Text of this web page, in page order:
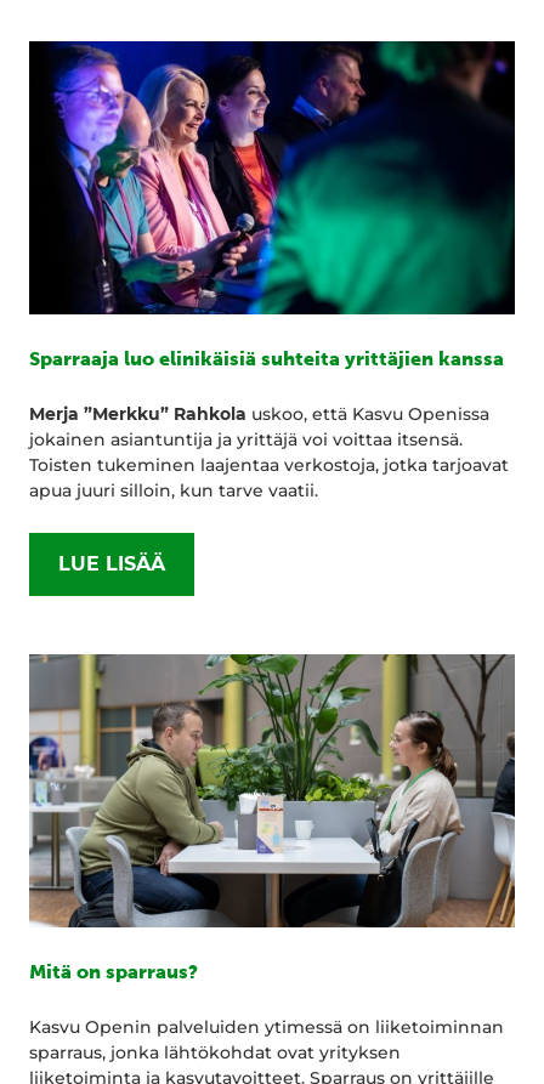
Sparraaja luo elinikäisiä suhteita yrittäjien kanssa
Merja ”Merkku” Rahkola uskoo, että Kasvu Openissa
jokainen asiantuntija ja yrittäjä voi voittaa itsensä.
Toisten tukeminen laajentaa verkostoja, jotka tarjoavat
apua juuri silloin, kun tarve vaatii.
LUE LISÄÄ
Mitä on sparraus?
Kasvu Openin palveluiden ytimessä on liiketoiminnan
sparraus, jonka lähtökohdat ovat yrityksen
liiketoiminta ja kasvutavoitteet. Sparraus on yrittäjille